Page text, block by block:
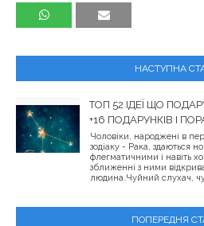
НАСТУПНА
ТОП 52 ІДЕЇ ЩО
+16 ПОДАРУНКІВ І
Чоловіки, народжені в
зодіаку - Рака, здаються
флегматичними і навіть
зближенні з ними
людина.Чуйний слухач,
ПОПЕРЕДНЯ